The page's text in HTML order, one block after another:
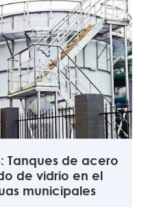
Tanques de acero
de vidrio en el
municipales